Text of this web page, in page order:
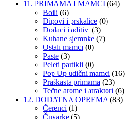
11. PRIMAMA I MAMCI (64)
Boili (6)
Dipovi i prskalice (0)
Dodaci i aditivi (3)
Kuhane sjemnke (7)
Ostali mamci (0)
Paste (3)
Peleti partikli (0)
Pop Up udični mamci (16)
Praškasta primama (23)
Tečne arome i atraktori (6)
12. DODATNA OPREMA (83)
Čerenci (1)
Čuvarke (5)